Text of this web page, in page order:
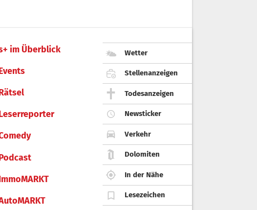
im Überblick Wetter
Stellenanzeigen
Todesanzeigen
Newsticker
Verkehr
Dolomiten
In der Nähe
Lesezeichen